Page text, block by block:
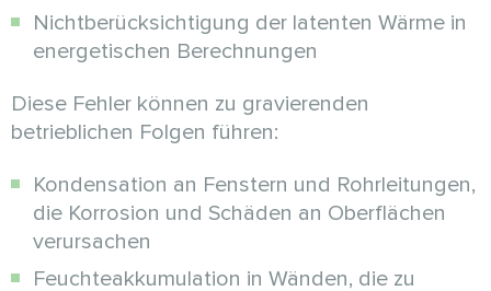
Nichtberücksichtigung der latenten Wärme in
energetischen Berechnungen
Diese Fehler können zu gravierenden
betrieblichen Folgen führen:
Kondensation an Fenstern und Rohrleitungen,
die Korrosion und Schäden an Oberflächen
verursachen
Feuchteakkumulation in Wänden, die zu